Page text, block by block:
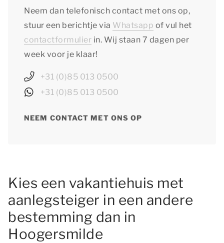
Neem dan telefonisch contact met ons op,
stuur een berichtje via Whatsapp of vul het
contactformulier in. Wij staan 7 dagen per
week voor je klaar!
+31 (0)85 013 0500
+31 (0)85 013 0500
NEEM CONTACT MET ONS OP
Kies een vakantiehuis met
aanlegsteiger in een andere
bestemming dan in
Hoogersmilde